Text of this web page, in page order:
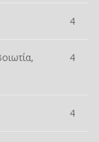
4
4
4